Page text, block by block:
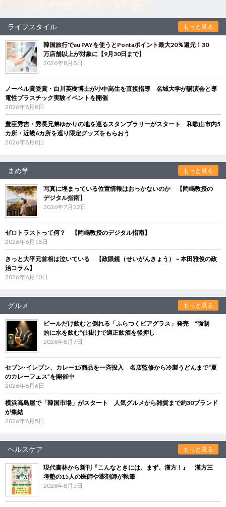
ライフスタイル もっと見る
韓国旅行でau PAYを使うとPontaポイント最大20％還元！30
万店舗以上が対象に【9月30日まで】
2026年8月8日
ノーベル賞受賞・白川英樹博士が小中高生を直接指導 名城大学が講演会と導
電性プラスチック実験イベントを開催
2026年8月8日
豊臣秀吉・秀長兄弟ゆかりの地を巡るスタンプラリーがスタート 和歌山市内5
カ所・近畿6カ所を巡り限定グッズをもらおう
2026年8月8日
まめ学 もっと見る
写真に埋まっている位置情報はおっかないのか 【岡嶋教授の
デジタル指南】
2026年7月22日
ゼロトラストって何？ 【岡嶋教授のデジタル指南】
2026年6月18日
きっと大平元首相は泣いている 【政眼鏡（せいがんきょう）－本田雅俊の政
治コラム】
2026年6月10日
グルメ もっと見る
ビールだけ飲むと倒れる「ふらつくビアグラス」発売 “強制
的に水を飲む”仕掛けで適正飲酒を後押し
2026年8月7日
セブン‐イレブン、カレー15商品を一斉投入 名店監修から冷製うどんまで“夏
のカレーフェス”を開催中
2026年8月6日
横浜高島屋で「韓国市場」がスタート 人気グルメから雑貨まで約30ブランド
が集結
2026年8月5日
ヘルスケア もっと見る
現代書林から新刊『こんなときには、まず、漢方！』 漢方三
考塾の15人の医師や薬剤師が執筆
2026年8月5日